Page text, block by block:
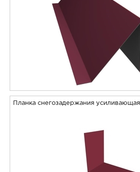
Планка снегозадержания усиливающая